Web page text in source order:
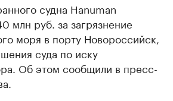
судна Hanuman
млн руб. за загрязнение
моря в порту Новороссийск,
суда по иску
Об этом сообщили в пресс-